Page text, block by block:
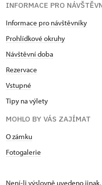
INFORMACE PRO
Informace pro návštěvníky
Prohlídkové okruhy
Návštěvní doba
Rezervace
Vstupné
Tipy na výlety
MOHLO BY VÁS ZAJÍMAT
O zámku
Fotogalerie
Není-li výslovně uvedeno